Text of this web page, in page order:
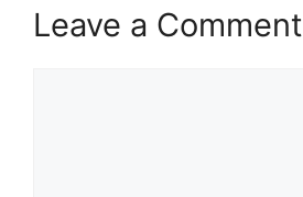
Leave a Comment